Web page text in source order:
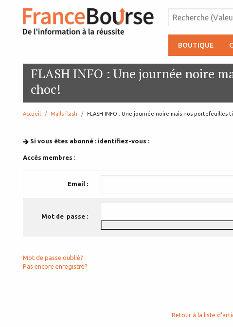
BOUTIQUE
FLASH INFO : Une journée noire
choc!
Accueil Mails flash page:
FLASH INFO : Une journée noire mais nos portefeuilles
Si vous êtes abonné : identifiez-vous :
Accès membres :
Email :
Mot de passe :
Mot de passe oublié?
Pas encore enregistré?
Retour à la liste